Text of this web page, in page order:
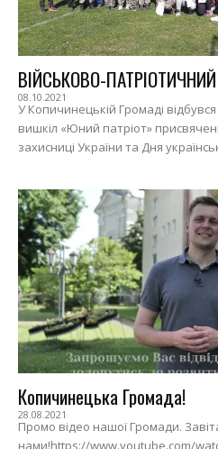
ВІЙСЬКОВО-
08.10.2021
У Копичинецькій Громаді
вишкіл «Юний патріот»
захисниці України та Дня
Копичинецька Громада!
28.08.2021
Промо відео нашої Громади.
нами!https://www.youtube.com/